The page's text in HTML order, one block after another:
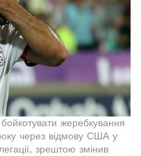
жеребкування
через відмову США у
зрештою змінив